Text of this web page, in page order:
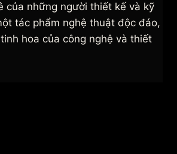
của những người thiết kế và kỹ
tác phẩm nghệ thuật độc đáo,
hoa của công nghệ và thiết